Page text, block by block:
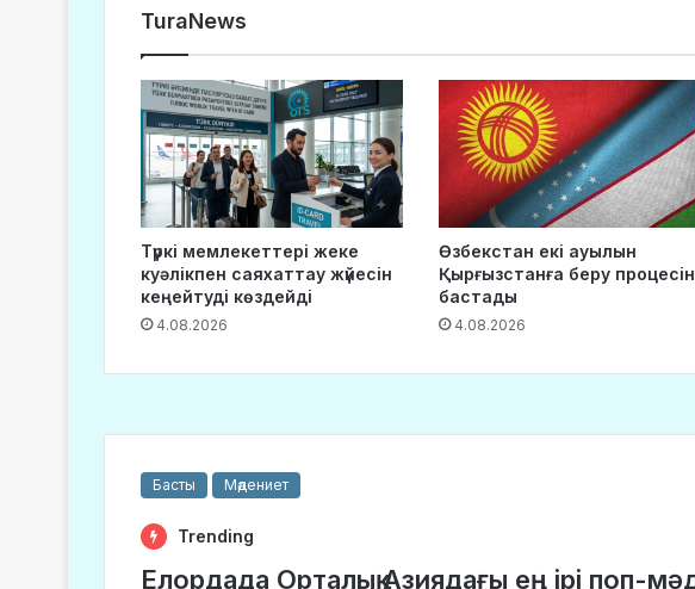
TuraNews
Түркі мемлекеттері жеке
куәлікпен саяхаттау жүйесін
кеңейтуді көздейді
4.08.2026
Өзбекстан екі ауылын
Қырғызстанға беру процесін
бастады
4.08.2026